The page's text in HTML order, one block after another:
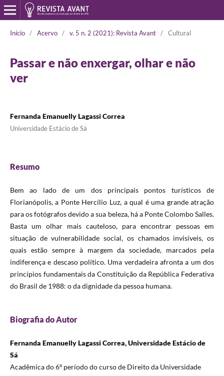
Início / Acervo / v. 5 n. 2 (2021): Revista Avant / Cultural
Passar e não enxergar, olhar e não
ver
Fernanda Emanuelly Lagassi Correa
Universidade Estácio de Sá
Resumo
Bem ao lado de um dos principais pontos turísticos de
Florianópolis, a Ponte Hercílio Luz, a qual é uma grande atração
para os fotógrafos devido a sua beleza, há a Ponte Colombo Salles.
Basta um olhar mais cauteloso, para encontrar pessoas em
situação de vulnerabilidade social, os chamados invisíveis, os
quais estão sempre à margem da sociedade, marcados pela
indiferença e descaso político. Uma verdadeira afronta a um dos
princípios fundamentais da Constituição da República Federativa
do Brasil de 1988: o da dignidade da pessoa humana.
Biografia do Autor
Fernanda Emanuelly Lagassi Correa, Universidade Estácio de
Sá
Acadêmica do 6º período do curso de Direito da Universidade